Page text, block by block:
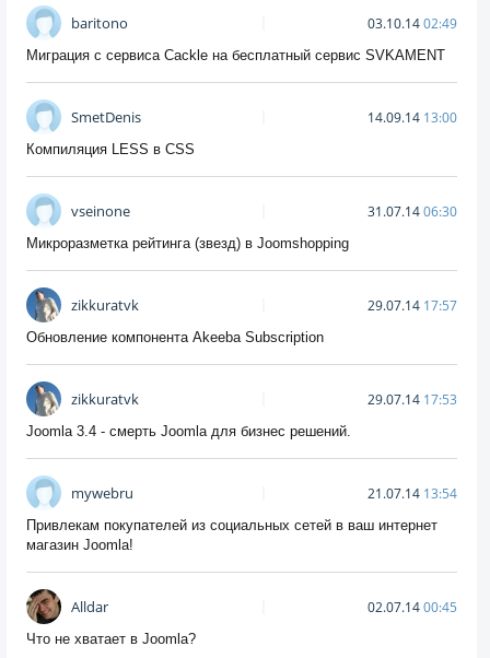
baritono 03.10.1402:49
Миграция с сервиса Cackle на бесплатный сервис SVKAMENT
SmetDenis 14.09.14 13:00
Компиляция LESS в CSS
vseinone 31.07.1406:30
Микроразметка рейтинга (звезд) в Joomshopping
zikkuratvk 29.07.14 17:57
Обновление компонента Akeeba Subscription
zikkuratvk 29.07.14 17:53
Joomla 3.4 - смерть Joomla для бизнес решений.
mywebru 21.07.14 13:54
Привлекам покупателей из социальных сетей в ваш интернет
магазин Joomla!
Alldar 02.07.1400:45
Что не хватает в Joomla?